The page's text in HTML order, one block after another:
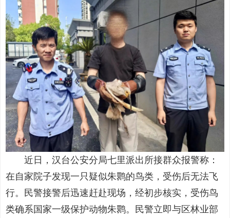
近日，汉台公安分局七里派出所接群众报警称：
在自家院子发现一只疑似朱鹮的鸟类，受伤后无法飞
行。民警接警后迅速赶赴现场，经初步核实，受伤鸟
类确系国家一级保护动物朱鹮。民警立即与区林业部